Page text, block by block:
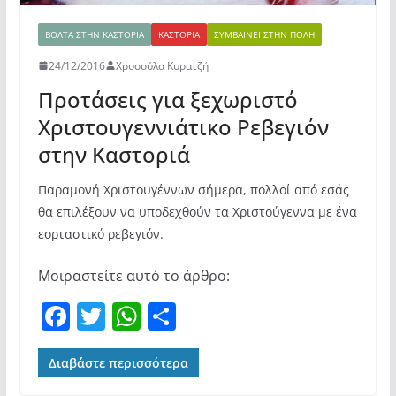
ΒΌΛΤΑ ΣΤΗΝ ΚΑΣΤΟΡΙΆ ΚΑΣΤΟΡΙΆ ΣΥΜΒΑΊΝΕΙ ΣΤΗΝ ΠΌΛΗ
24/12/2016 Χρυσούλα Κυρατζή
Προτάσεις για ξεχωριστό
Χριστουγεννιάτικο Ρεβεγιόν
στην Καστοριά
Παραμονή Χριστουγέννων σήμερα, πολλοί από εσάς
θα επιλέξουν να υποδεχθούν τα Χριστούγεννα με ένα
εορταστικό ρεβεγιόν.
Μοιραστείτε αυτό το άρθρο:
F
a
c
T
w
itt
W
h
at
Μ
οι
ρ
Διαβάστε περισσότερα